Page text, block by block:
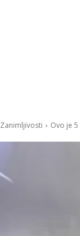
Zanimljivosti Ovo je